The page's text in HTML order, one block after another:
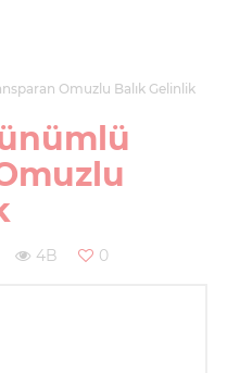
Omuzlu Balık Gelinlik
4B 0